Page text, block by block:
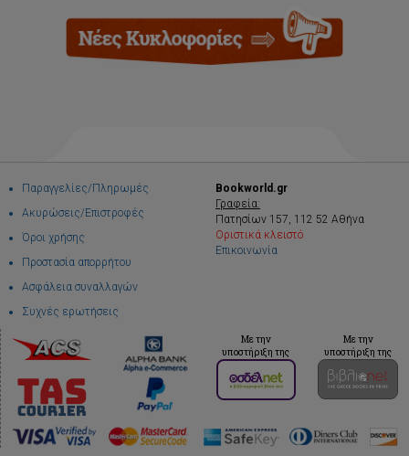
Παραγγελίες/Πληρωμές
Ακυρώσεις/Επιστροφές
Όροι χρήσης
Προστασία απορρήτου
Ασφάλεια συναλλαγών
Συχνές ερωτήσεις
Bookworld.gr
Γραφεία:
Πατησίων 157, 112 52 Αθήνα
Οριστικά κλειστό
Επικοινωνία
Με την
υποστήριξη της
Με την
υποστήριξη της